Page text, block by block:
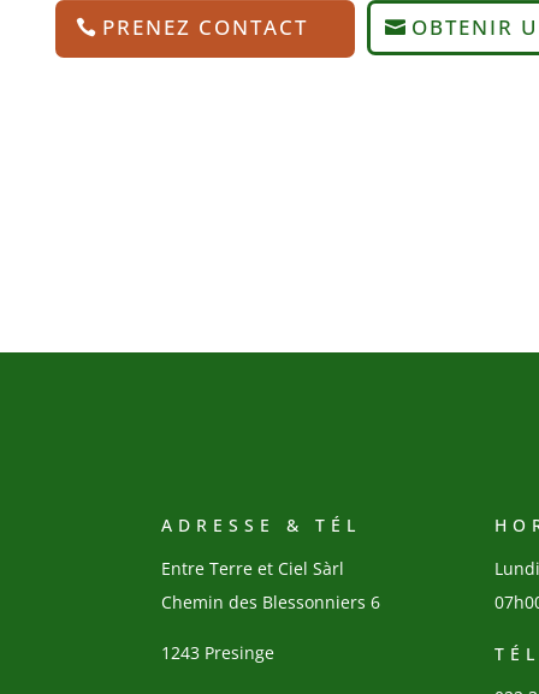
PRENEZ CONTACT OBTENIR
ADRESSE & TÉL
Entre Terre et Ciel Sàrl
Chemin des Blessonniers 6
1243 Presinge